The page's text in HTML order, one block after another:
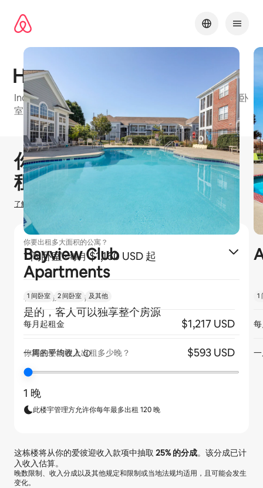
Harrison Place
Indianapolis的爱彼迎友好型公寓楼，有1 间卧室、2 间卧
室和3 间卧室等可订单元
显示 0 项中的 0 项
1 / 29
你可以赚取$0 在爱彼迎出
租房源
了解我们如何估算你的收入
你要出租多大面积的公寓？
1 间卧室·每月$1,160 USD 起
客人是否独享整个房源？
是的，客人可以独享整个房源
你将在爱彼迎上出租多少晚？
1 晚
此楼宇管理方允许你每年最多出租 120 晚
这栋楼将从你的爱彼迎收入款项中抽取 25%的分成。该分成已计
入收入估算。
晚数限制、收入分成以及其他规定和限制或当地法规均适用，且可能会发生
变化。
Bayview Club
Apartments
1 间卧室 2 间卧室 及其他
每月起租金 $1,217 USD
一周的平均收入 $593 USD
1